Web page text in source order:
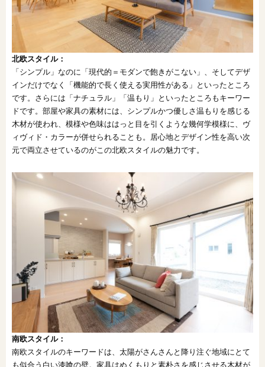
北欧スタイル：
「シンプル」なのに「現代的＝モダンで飽きがこない」、そしてデザ
インだけでなく「機能的で長く使える実用性がある」といったところ
です。さらには「ナチュラル」「温もり」といったところもキーワー
ドです。部屋や家具の素材には、シンプルかつ優しさ温もりを感じる
木材が使われ、模様や色味ははっと目を引くような幾何学模様に、ヴ
ィヴィド・カラーが併せられることも。居心地とデザイン性を高い次
元で両立させているのがこの北欧スタイルの魅力です。
南欧スタイル：
南欧スタイルのキーワードは、太陽がさんさんと降り注ぐ地域にとて
も似合う白い漆喰の壁。家具はぬくもりと素朴さを感じさせる木材が